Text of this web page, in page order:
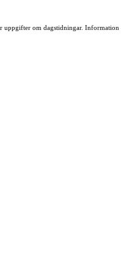
uppgifter om dagstidningar.